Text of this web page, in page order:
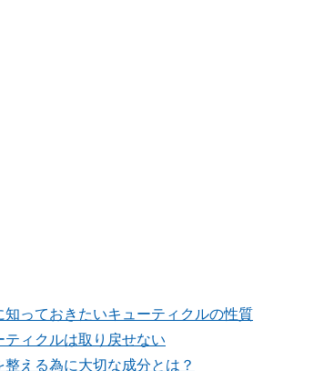
知っておきたいキューティクルの性質
ィクルは取り戻せない
える為に大切な成分とは？